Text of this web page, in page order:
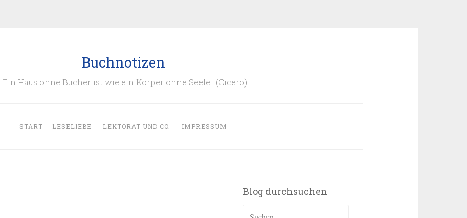
Buchnotizen
"Ein Haus ohne Bücher ist wie ein Körper ohne Seele." (Cicero)
START LESELIEBE LEKTORAT UND CO. IMPRESSUM
Blog durchsuchen
Suchen